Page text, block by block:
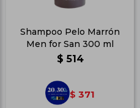
Shampoo Pelo Marrón
Men for San 300 ml
$ 514
$ 371